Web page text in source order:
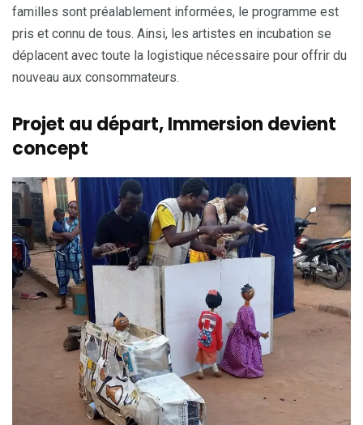
familles sont préalablement informées, le programme est
pris et connu de tous. Ainsi, les artistes en incubation se
déplacent avec toute la logistique nécessaire pour offrir du
nouveau aux consommateurs.
Projet au départ, Immersion devient
concept